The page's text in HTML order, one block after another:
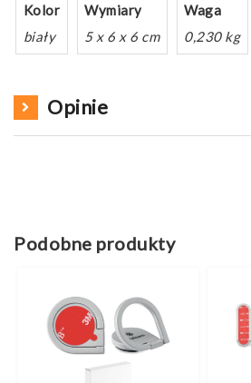
Kolor
biały
Wymiary
5 x 6 x 6 cm
Waga
0,230 kg
Opinie
Podobne produkty